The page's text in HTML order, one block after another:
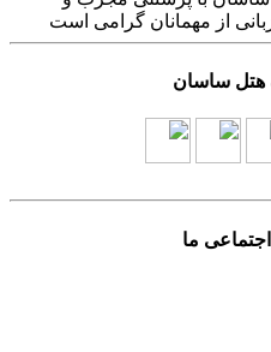
از مهمانان گرامی است
هتل ساسان
ما